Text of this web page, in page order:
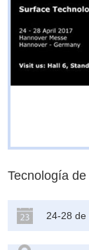
Tecnología
24-28 de